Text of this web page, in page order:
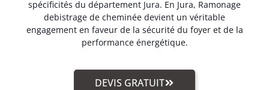
spécificités du département Jura. En Jura, Ramonage
debistrage de cheminée devient un véritable
engagement en faveur de la sécurité du foyer et de la
performance énergétique.
DEVIS GRATUIT